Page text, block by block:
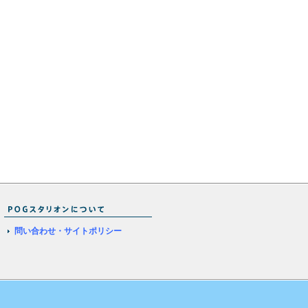
問い合わせ・サイトポリシー